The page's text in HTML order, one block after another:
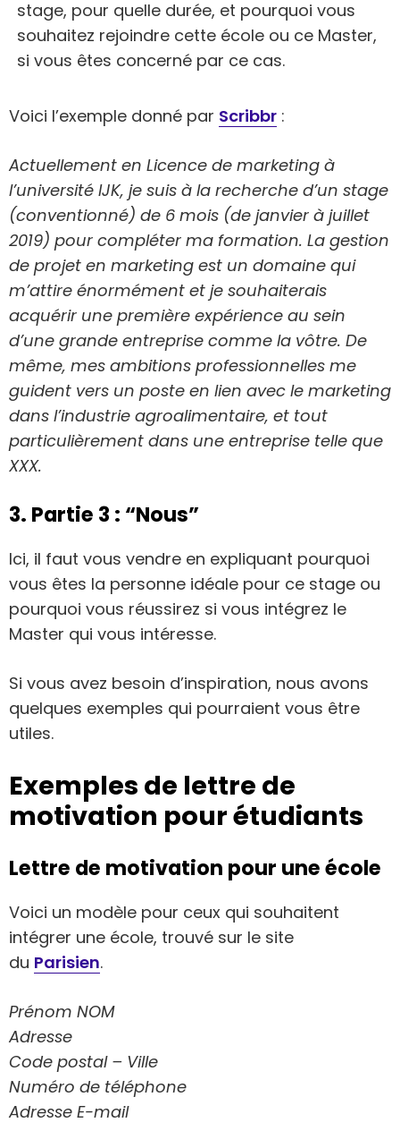
stage, pour quelle durée, et pourquoi vous
souhaitez rejoindre cette école ou ce Master,
si vous êtes concerné par ce cas.
Voici l’exemple donné par Scribbr :
Actuellement en Licence de marketing à
l’université IJK, je suis à la recherche d’un stage
(conventionné) de 6 mois (de janvier à juillet
2019) pour compléter ma formation. La gestion
de projet en marketing est un domaine qui
m’attire énormément et je souhaiterais
acquérir une première expérience au sein
d’une grande entreprise comme la vôtre. De
même, mes ambitions professionnelles me
guident vers un poste en lien avec le marketing
dans l’industrie agroalimentaire, et tout
particulièrement dans une entreprise telle que
XXX.
3. Partie 3 : “Nous”
Ici, il faut vous vendre en expliquant pourquoi
vous êtes la personne idéale pour ce stage ou
pourquoi vous réussirez si vous intégrez le
Master qui vous intéresse.
Si vous avez besoin d’inspiration, nous avons
quelques exemples qui pourraient vous être
utiles.
Exemples de lettre de
motivation pour étudiants
Lettre de motivation pour une école
Voici un modèle pour ceux qui souhaitent
intégrer une école, trouvé sur le site
du Parisien.
Prénom NOM
Adresse
Code postal – Ville
Numéro de téléphone
Adresse E-mail